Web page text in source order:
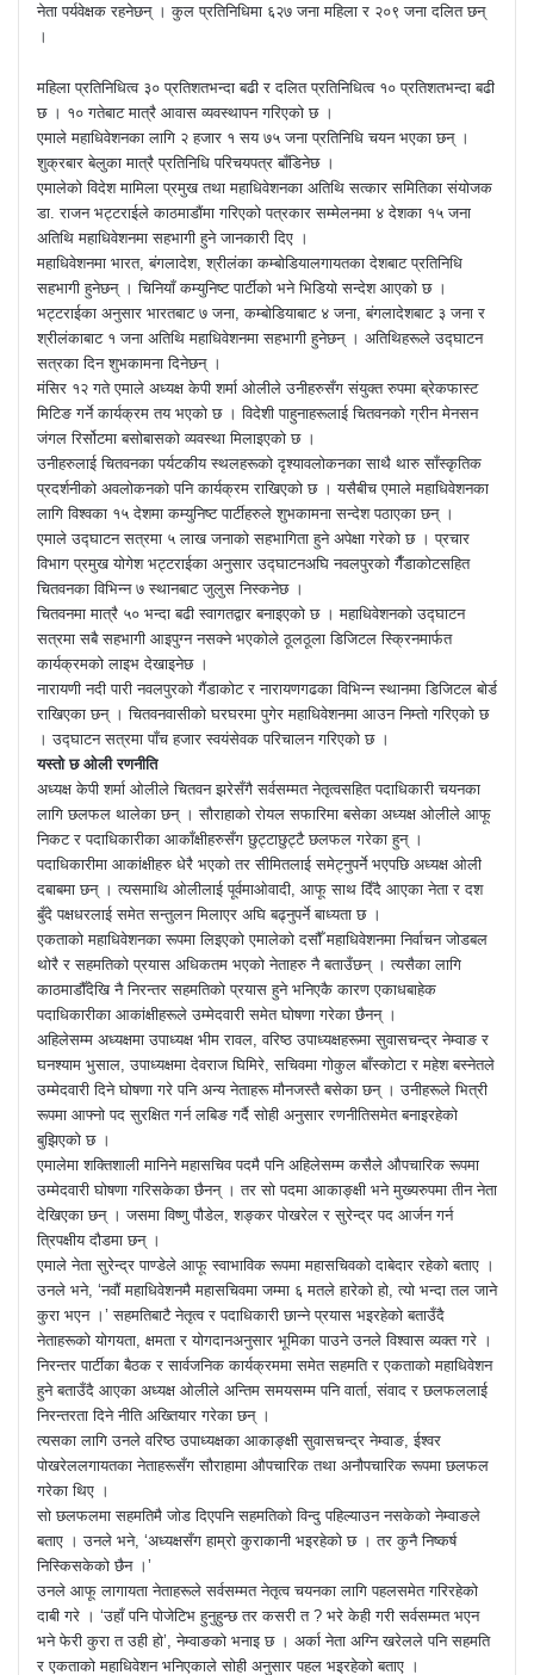
नेता पर्यवेक्षक रहनेछन् । कुल प्रतिनिधिमा ६२७ जना महिला र २०९ जना दलित छन्
।
महिला प्रतिनिधित्व ३० प्रतिशतभन्दा बढी र दलित प्रतिनिधित्व १० प्रतिशतभन्दा बढी
छ । १० गतेबाट मात्रै आवास व्यवस्थापन गरिएको छ ।
एमाले महाधिवेशनका लागि २ हजार १ सय ७५ जना प्रतिनिधि चयन भएका छन् ।
शुक्रबार बेलुका मात्रै प्रतिनिधि परिचयपत्र बाँडिनेछ ।
एमालेको विदेश मामिला प्रमुख तथा महाधिवेशनका अतिथि सत्कार समितिका संयोजक
डा. राजन भट्टराईले काठमाडौंमा गरिएको पत्रकार सम्मेलनमा ४ देशका १५ जना
अतिथि महाधिवेशनमा सहभागी हुने जानकारी दिए ।
महाधिवेशनमा भारत, बंगलादेश, श्रीलंका कम्बोडियालगायतका देशबाट प्रतिनिधि
सहभागी हुनेछन् । चिनियाँ कम्युनिष्ट पार्टीको भने भिडियो सन्देश आएको छ ।
भट्टराईका अनुसार भारतबाट ७ जना, कम्बोडियाबाट ४ जना, बंगलादेशबाट ३ जना र
श्रीलंकाबाट १ जना अतिथि महाधिवेशनमा सहभागी हुनेछन् । अतिथिहरूले उद्घाटन
सत्रका दिन शुभकामना दिनेछन् ।
मंसिर १२ गते एमाले अध्यक्ष केपी शर्मा ओलीले उनीहरुसँग संयुक्त रुपमा ब्रेकफास्ट
मिटिङ गर्ने कार्यक्रम तय भएको छ । विदेशी पाहुनाहरूलाई चितवनको ग्रीन मेनसन
जंगल रिर्सोटमा बसोबासको व्यवस्था मिलाइएको छ ।
उनीहरुलाई चितवनका पर्यटकीय स्थलहरूको दृश्यावलोकनका साथै थारु साँस्कृतिक
प्रदर्शनीको अवलोकनको पनि कार्यक्रम राखिएको छ । यसैबीच एमाले महाधिवेशनका
लागि विश्वका १५ देशमा कम्युनिष्ट पार्टीहरुले शुभकामना सन्देश पठाएका छन् ।
एमाले उद्घाटन सत्रमा ५ लाख जनाको सहभागिता हुने अपेक्षा गरेको छ । प्रचार
विभाग प्रमुख योगेश भट्टराईका अनुसार उद्घाटनअघि नवलपुरको गैँडाकोटसहित
चितवनका विभिन्न ७ स्थानबाट जुलुस निस्कनेछ ।
चितवनमा मात्रै ५० भन्दा बढी स्वागतद्वार बनाइएको छ । महाधिवेशनको उद्घाटन
सत्रमा सबै सहभागी आइपुग्न नसक्ने भएकोले ठूलठूला डिजिटल स्क्रिनमार्फत
कार्यक्रमको लाइभ देखाइनेछ ।
नारायणी नदी पारी नवलपुरको गैंडाकोट र नारायणगढका विभिन्न स्थानमा डिजिटल बोर्ड
राखिएका छन् । ​चितवनवासीको घरघरमा पुगेर महाधिवेशनमा आउन निम्तो गरिएको छ
। उद्घाटन सत्रमा पाँच हजार स्वयंसेवक परिचालन गरिएको छ ।
यस्तो छ ओली रणनीति
अध्यक्ष केपी शर्मा ओलीले चितवन झरेसँगै सर्वसम्मत नेतृत्वसहित पदाधिकारी चयनका
लागि छलफल थालेका छन् । सौराहाको रोयल सफारिमा बसेका अध्यक्ष ओलीले आफू
निकट र पदाधिकारीका आकाँक्षीहरुसँग छुट्टाछुट्टै छलफल गरेका हुन् ।
पदाधिकारीमा आकांक्षीहरु धेरै भएको तर सीमितलाई समेट्नुपर्ने भएपछि अध्यक्ष ओली
दबाबमा छन् । त्यसमाथि ओलीलाई पूर्वमाओवादी, आफू साथ दिँदै आएका नेता र दश
बुँदे पक्षधरलाई समेत सन्तुलन मिलाएर अघि बढ्नुपर्ने बाध्यता छ ।
एकताको महाधिवेशनका रूपमा लिइएको एमालेको दसौँ महाधिवेशनमा निर्वाचन जोडबल
थोरै र सहमतिको प्रयास अधिकतम भएको नेताहरु नै बताउँछन् । त्यसैका लागि
काठमाडौँदेखि नै निरन्तर सहमतिको प्रयास हुने भनिएकै कारण एकाधबाहेक
पदाधिकारीका आकांक्षीहरूले उम्मेदवारी समेत घोषणा गरेका छैनन् ।
अहिलेसम्म अध्यक्षमा उपाध्यक्ष भीम रावल, वरिष्ठ उपाध्यक्षहरूमा सुवासचन्द्र नेम्वाङ र
घनश्याम भुसाल, उपाध्यक्षमा देवराज घिमिरे, सचिवमा गोकुल बाँस्कोटा र महेश बस्नेतले
उम्मेदवारी दिने घोषणा गरे पनि अन्य नेताहरू मौनजस्तै बसेका छन् । उनीहरूले भित्री
रूपमा आफ्नो पद सुरक्षित गर्न लबिङ गर्दै सोही अनुसार रणनीतिसमेत बनाइरहेको
बुझिएको छ ।
एमालेमा शक्तिशाली मानिने महासचिव पदमै पनि अहिलेसम्म कसैले औपचारिक रूपमा
उम्मेदवारी घोषणा गरिसकेका छैनन् । तर सो पदमा आकाङ्क्षी भने मुख्यरुपमा तीन नेता
देखिएका छन् । जसमा विष्णु पौडेल, शङ्कर पोखरेल र सुरेन्द्र पद आर्जन गर्न
त्रिपक्षीय दौडमा छन् ।
एमाले नेता सुरेन्द्र पाण्डेले आफू स्वाभाविक रूपमा महासचिवको दाबेदार रहेको बताए ।
उनले भने, ‘नवौं महाधिवेशनमै महासचिवमा जम्मा ६ मतले हारेको हो, त्यो भन्दा तल जाने
कुरा भएन ।’ सहमतिबाटै नेतृत्व र पदाधिकारी छान्ने प्रयास भइरहेको बताउँदै
नेताहरूको योगयता, क्षमता र योगदानअनुसार भूमिका पाउने उनले विश्वास व्यक्त गरे ।
निरन्तर पार्टीका बैठक र सार्वजनिक कार्यक्रममा समेत सहमति र एकताको महाधिवेशन
हुने बताउँदै आएका अध्यक्ष ओलीले अन्तिम समयसम्म पनि वार्ता, संवाद र छलफललाई
निरन्तरता दिने नीति अख्तियार गरेका छन् ।
त्यसका लागि उनले वरिष्ठ उपाध्यक्षका आकाङ्क्षी सुवासचन्द्र नेम्वाङ, ईश्वर
पोखरेललगायतका नेताहरूसँग सौराहामा औपचारिक तथा अनौपचारिक रूपमा छलफल
गरेका थिए ।
सो छलफलमा सहमतिमै जोड दिएपनि सहमतिको विन्दु पहिल्याउन नसकेको नेम्वाङले
बताए । उनले भने, ‘अध्यक्षसँग हाम्रो कुराकानी भइरहेको छ । तर कुनै निष्कर्ष
निस्किसकेको छैन ।’
उनले आफू लागायता नेताहरूले सर्वसम्मत नेतृत्व चयनका लागि पहलसमेत गरिरहेको
दाबी गरे । ‘उहाँ पनि पोजेटिभ हुनुहुन्छ तर कसरी त ? भरे केही गरी सर्वसम्मत भएन
भने फेरी कुरा त उही हो’, नेम्वाङको भनाइ छ । अर्का नेता अग्नि खरेलले पनि सहमति
र एकताको महाधिवेशन भनिएकाले सोही अनुसार पहल भइरहेको बताए ।